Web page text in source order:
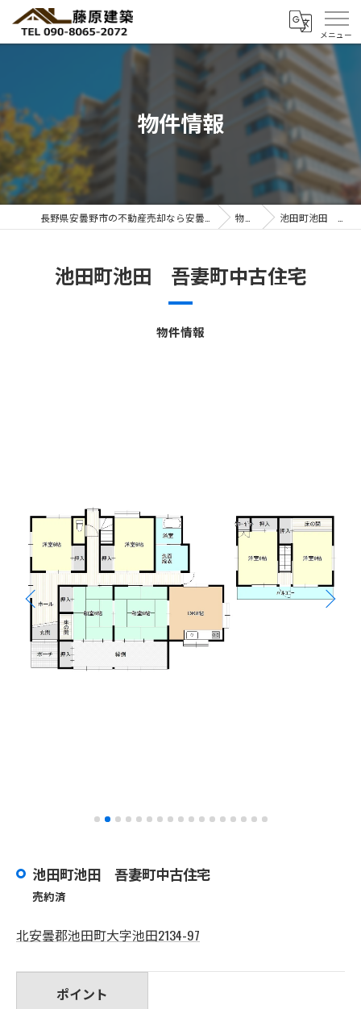
物件情報
物件情報 池田町池田 吾妻町中古住宅
物件情報
池田町池田 吾妻町中古住宅
池田町池田 吾妻町中古住宅
売約済
北安曇郡池田町大字池田2134-97
ポイント